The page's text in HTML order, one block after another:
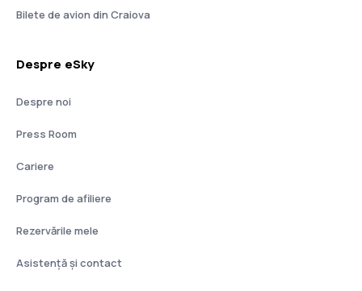
Bilete de avion din Craiova
Despre eSky
Despre noi
Press Room
Cariere
Program de afiliere
Rezervările mele
Asistenţă şi contact